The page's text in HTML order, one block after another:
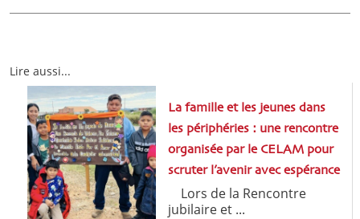
Lire aussi...
La famille et les jeunes dans
les périphéries : une rencontre
organisée par le CELAM pour
scruter l’avenir avec espérance
Lors de la Rencontre
jubilaire et ...